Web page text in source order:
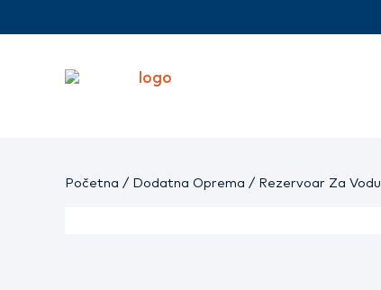
Početna / Dodatna Oprema / Rezervoar Za Vodu